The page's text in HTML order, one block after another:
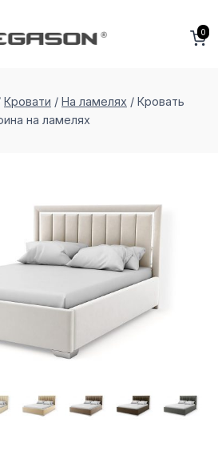
0
Кровати / На ламелях / Кровать
на ламеляx